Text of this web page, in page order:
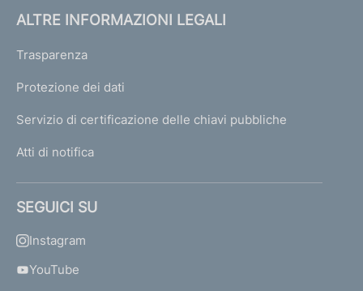
ALTRE INFORMAZIONI LEGALI
Trasparenza
Protezione dei dati
Servizio di certificazione delle chiavi pubbliche
Atti di notifica
SEGUICI SU
Instagram
YouTube